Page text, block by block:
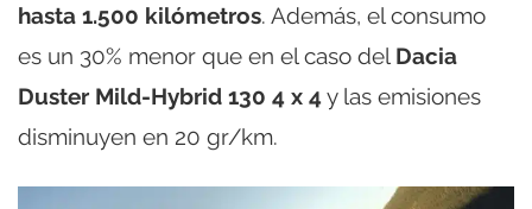
hasta 1.500 kilómetros. Además, el consumo
es un 30% menor que en el caso del Dacia
Duster Mild-Hybrid 130 4 x 4y las emisiones
disminuyen en 20 gr/km.